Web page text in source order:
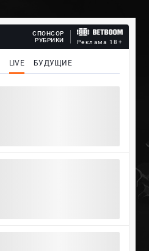
СПОНСОР
РУБРИКИ
Реклама 18+
LIVE БУДУЩИЕ